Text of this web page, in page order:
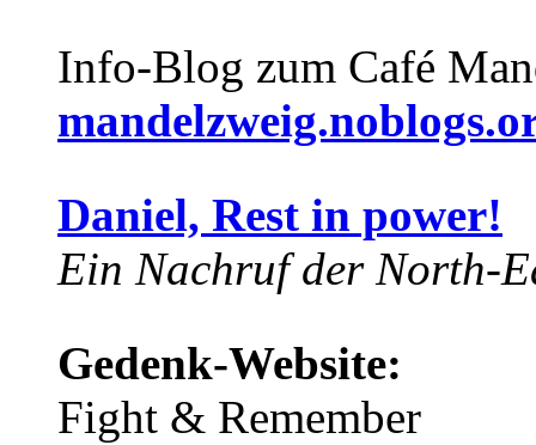
Info-Blog zum Café
Daniel, Rest in power!
Ein Nachruf der North-
Gedenk-Website:
Fight & Remember